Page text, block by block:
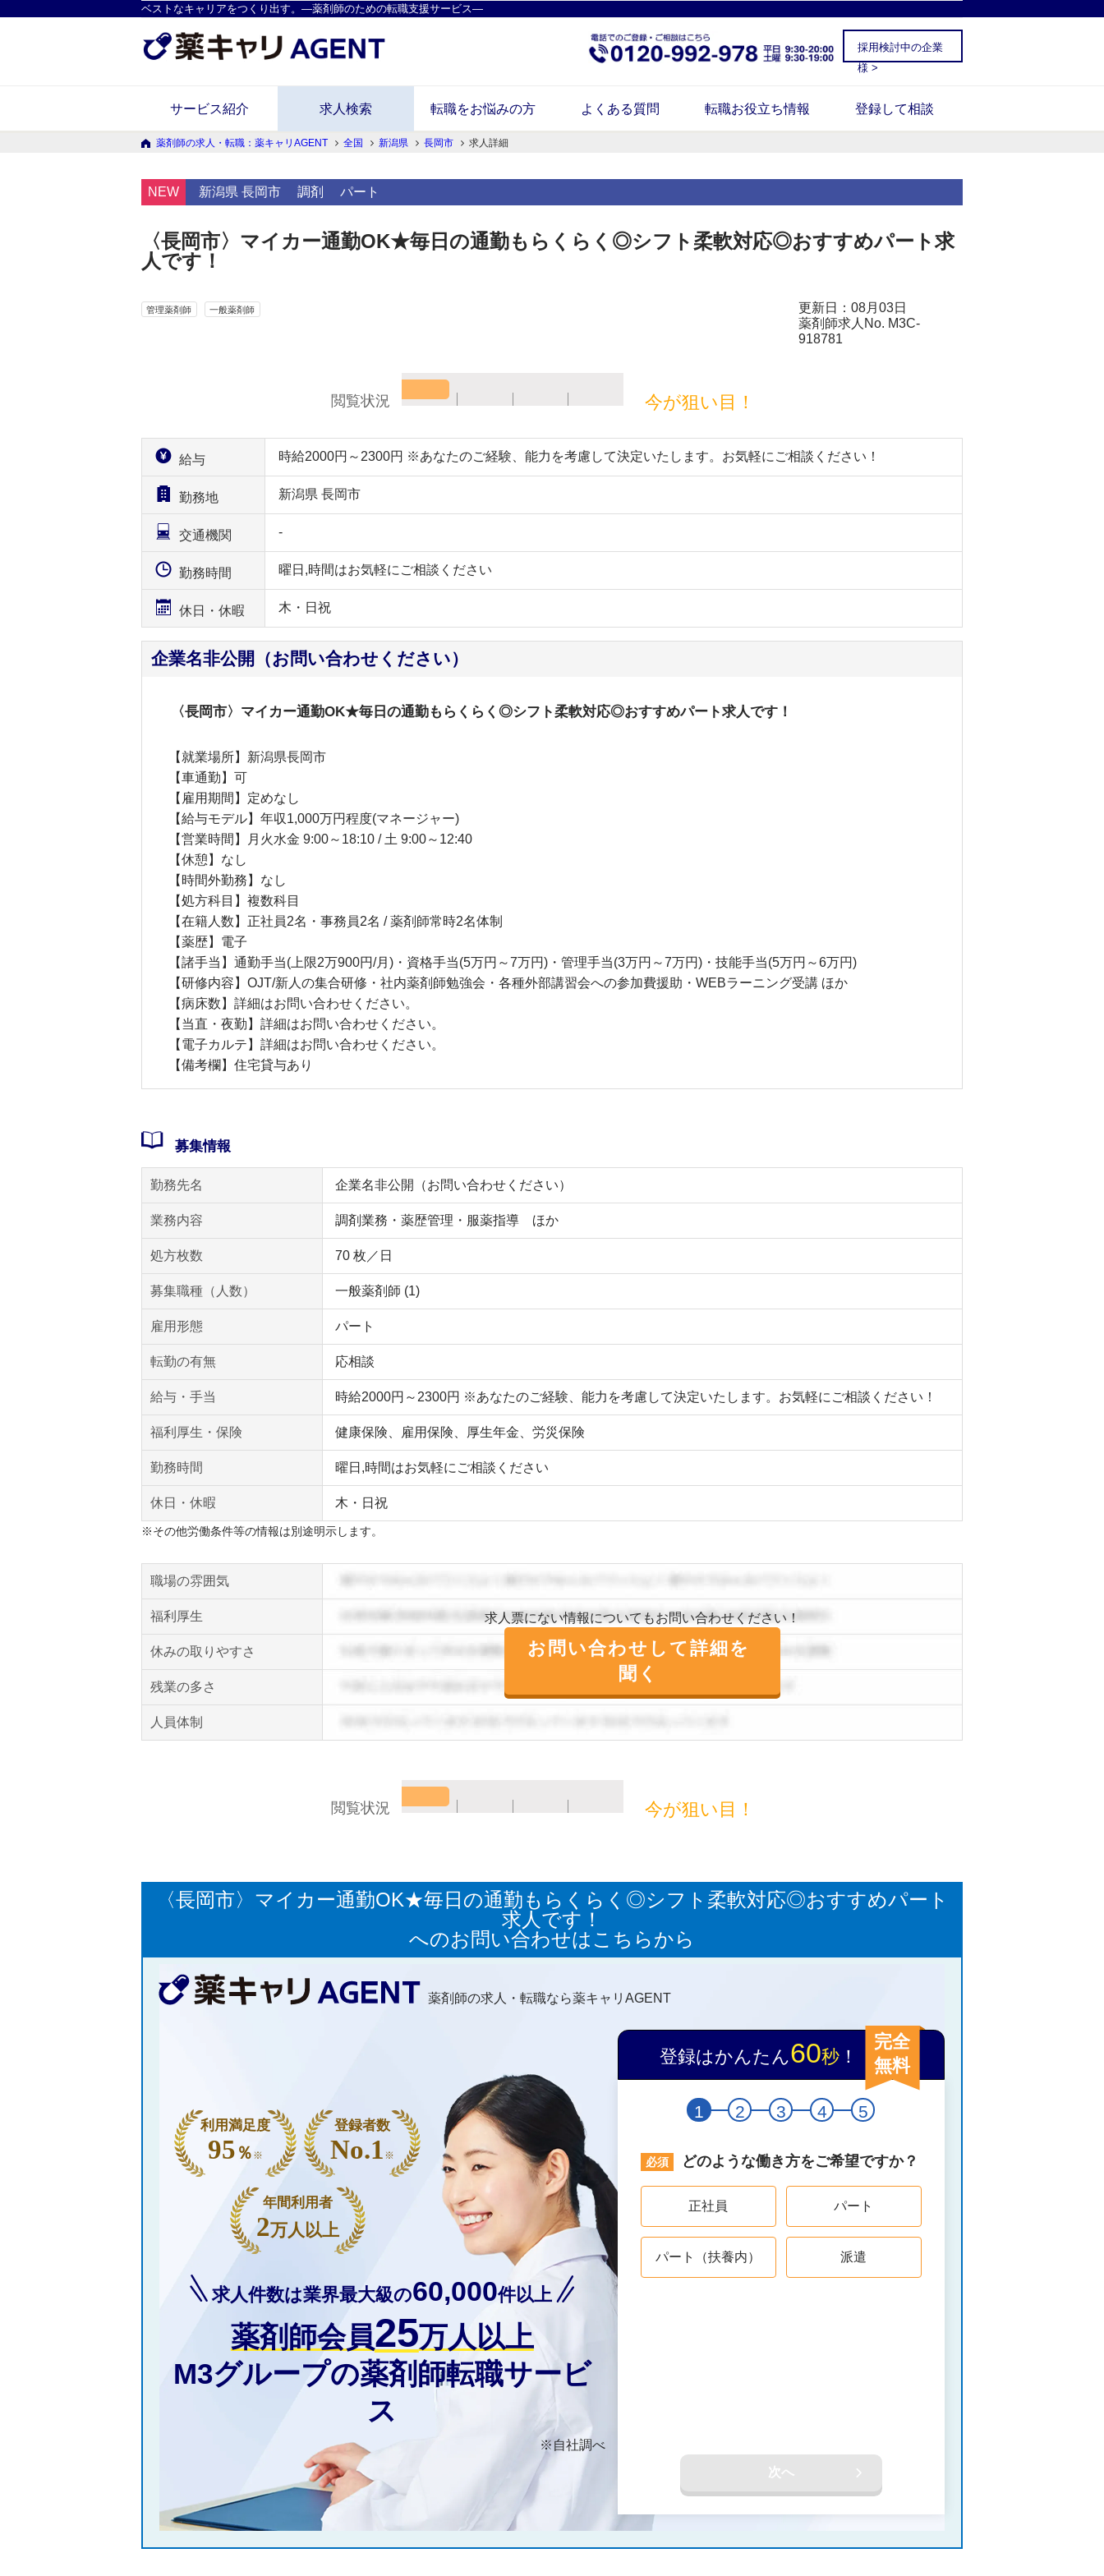
ベストなキャリアをつくり出す。―薬剤師のための転職支援サービス―
採用検討中の企業
様 >
サービス紹介 求人検索 転職をお悩みの方 よくある質問 転職お役立ち情報 登録して相談
薬剤師の求人・転職：薬キャリAGENT 全国 新潟県 長岡市 求人詳細
NEW 新潟県 長岡市 調剤 パート
〈長岡市〉マイカー通勤OK★毎日の通勤もらくらく◎シフト柔軟対応◎おすすめパート求
人です！
管理薬剤師 一般薬剤師
更新日：08月03日
薬剤師求人No. M3C-
918781
閲覧状況 今が狙い目！
給与 時給2000円～2300円 ※あなたのご経験、能力を考慮して決定いたします。お気軽にご相談ください！
勤務地 新潟県 長岡市
交通機関 -
勤務時間 曜日,時間はお気軽にご相談ください
休日・休暇 木・日祝
企業名非公開（お問い合わせください）
〈長岡市〉マイカー通勤OK★毎日の通勤もらくらく◎シフト柔軟対応◎おすすめパート求人です！
【就業場所】新潟県長岡市
【車通勤】可
【雇用期間】定めなし
【給与モデル】年収1,000万円程度(マネージャー)
【営業時間】月火水金 9:00～18:10 / 土 9:00～12:40
【休憩】なし
【時間外勤務】なし
【処方科目】複数科目
【在籍人数】正社員2名・事務員2名 / 薬剤師常時2名体制
【薬歴】電子
【諸手当】通勤手当(上限2万900円/月)・資格手当(5万円～7万円)・管理手当(3万円～7万円)・技能手当(5万円～6万円)
【研修内容】OJT/新人の集合研修・社内薬剤師勉強会・各種外部講習会への参加費援助・WEBラーニング受講 ほか
【病床数】詳細はお問い合わせください。
【当直・夜勤】詳細はお問い合わせください。
【電子カルテ】詳細はお問い合わせください。
【備考欄】住宅貸与あり
募集情報
勤務先名 企業名非公開（お問い合わせください）
業務内容 調剤業務・薬歴管理・服薬指導 ほか
処方枚数 70 枚／日
募集職種（人数） 一般薬剤師 (1)
雇用形態 パート
転勤の有無 応相談
給与・手当 時給2000円～2300円 ※あなたのご経験、能力を考慮して決定いたします。お気軽にご相談ください！
福利厚生・保険 健康保険、雇用保険、厚生年金、労災保険
勤務時間 曜日,時間はお気軽にご相談ください
休日・休暇 木・日祝
※その他労働条件等の情報は別途明示します。
職場の雰囲気
求人票にない情報についてもお問い合わせください！
お問い合わせして詳細を
聞く
福利厚生
休みの取りやすさ
残業の多さ
人員体制
閲覧状況 今が狙い目！
〈長岡市〉マイカー通勤OK★毎日の通勤もらくらく◎シフト柔軟対応◎おすすめパート
求人です！
へのお問い合わせはこちらから
薬剤師の求人・転職なら薬キャリAGENT
求人件数は業界最大級の60,000件以上
薬剤師会員25万人以上
M3グループの薬剤師転職サービ
ス
※自社調べ
利用満足度
95 ％ ※
登録者数
No.1 ※
年間利用者
2万人以上
登録はかんたん60秒！
完全
無料
1 2 3 4 5
どのような働き方をご希望ですか？
正社員 パート
パート（扶養内） 派遣
次へ